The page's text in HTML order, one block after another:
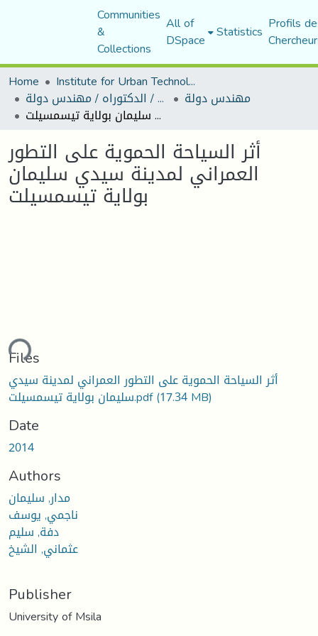
Communities
&
Collections
All of
DSpace Statistics Profils
Home
Institute for Urban Technology Management
رسائل ماجستير / الدكتوراه / مهندس دولة مهندس دولة
أثر السياحة الحموية على التطور العمراني لمدينة سيدي سليمان بولاية تيسمسيلت
أثر السياحة الحموية على التطور
العمراني لمدينة سيدي سليمان
بولاية تيسمسيلت
Files
أثر السياحة الحموية على التطور العمراني لمدينة سيدي
سليمان بولاية تيسمسيلت.pdf(17.34 MB)
Date
2014
Authors
مدار, سليمان
ناجمي, يوسف
دفة, سليم
عثماني, الشيخ
Publisher
University of Msila